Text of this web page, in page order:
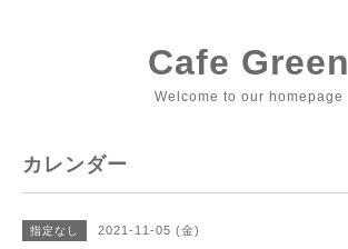
Cafe Green
Welcome to our homepage
カレンダー
指定なし 2021-11-05 (金)